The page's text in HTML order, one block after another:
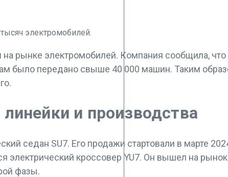
рынке электромобилей. Компания сообщила,
было передано свыше 40 000 машин. Таким
и производства
седан SU7. Его продажи стартовали в марте
кроссовер YU7. Он вышел на
фазы.